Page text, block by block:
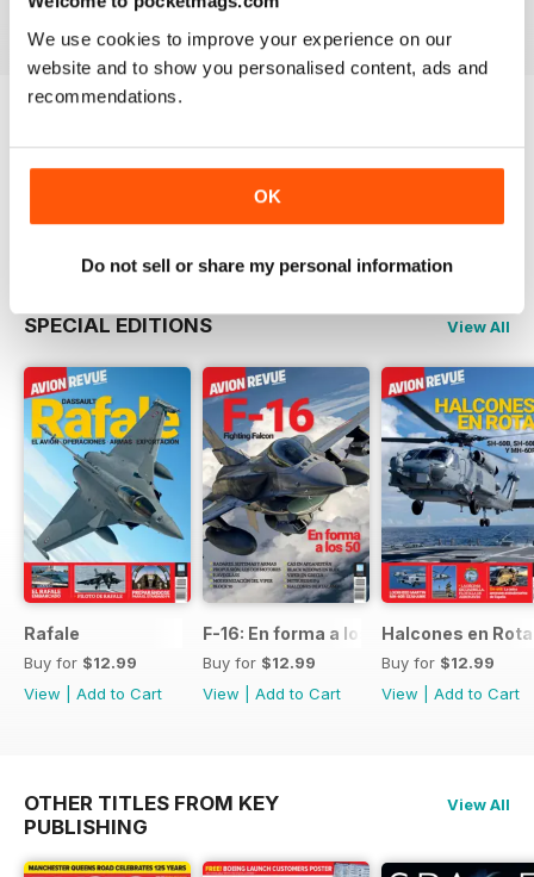
We use cookies to improve your experience on our
website and to show you personalised content, ads and
recommendations.
OK
Do not sell or share my personal information
View|Add to Cart View|Add to Cart
Get all the back issues you don't own yet for
LEARN MORE
SPECIAL EDITIONS View All
Rafale
Buy for $12.99
View
Add to Cart
F-16: En forma a los 50
Buy for $12.99
View
Add to Cart
Halcones en
Buy for $12.99
View
Add to Cart
OTHER TITLES FROM KEY
PUBLISHING
View All